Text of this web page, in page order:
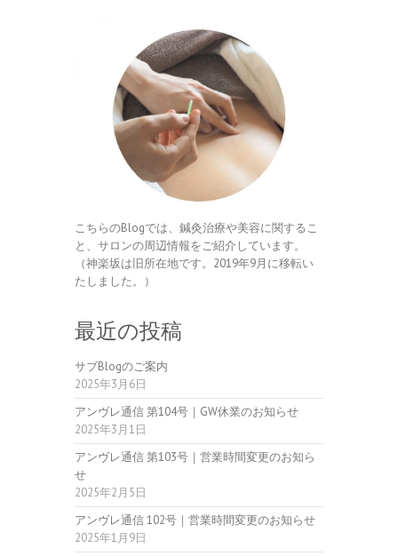
こちらのBlogでは、鍼灸治療や美容に関するこ
と、サロンの周辺情報をご紹介しています。
（神楽坂は旧所在地です。2019年9月に移転い
たしました。）
最近の投稿
サブBlogのご案内
2025年3月6日
アンヴレ通信 第104号｜GW休業のお知らせ
2025年3月1日
アンヴレ通信 第103号｜営業時間変更のお知ら
せ
2025年2月5日
アンヴレ通信 102号｜営業時間変更のお知らせ
2025年1月9日